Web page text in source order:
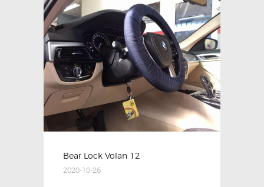
Bear Lock Volan 12
2020-10-26